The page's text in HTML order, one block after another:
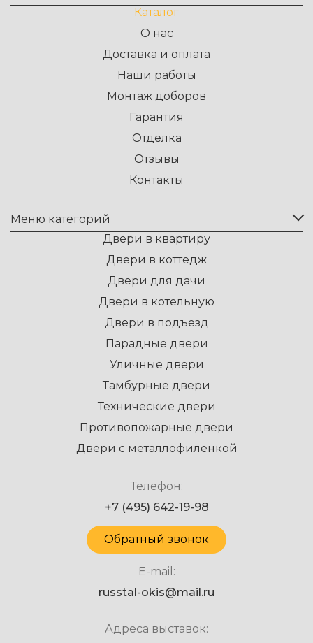
Каталог
О нас
Доставка и оплата
Наши работы
Монтаж доборов
Гарантия
Отделка
Отзывы
Контакты
Меню категорий
Двери в квартиру
Двери в коттедж
Двери для дачи
Двери в котельную
Двери в подъезд
Парадные двери
Уличные двери
Тамбурные двери
Технические двери
Противопожарные двери
Двери с металлофиленкой
Телефон:
+7 (495) 642-19-98
Обратный звонок
E-mail:
russtal-okis@mail.ru
Адреса выставок: